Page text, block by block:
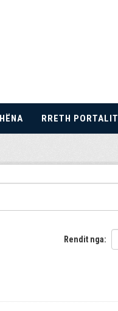
RRETH PORTALIT
Rendit nga